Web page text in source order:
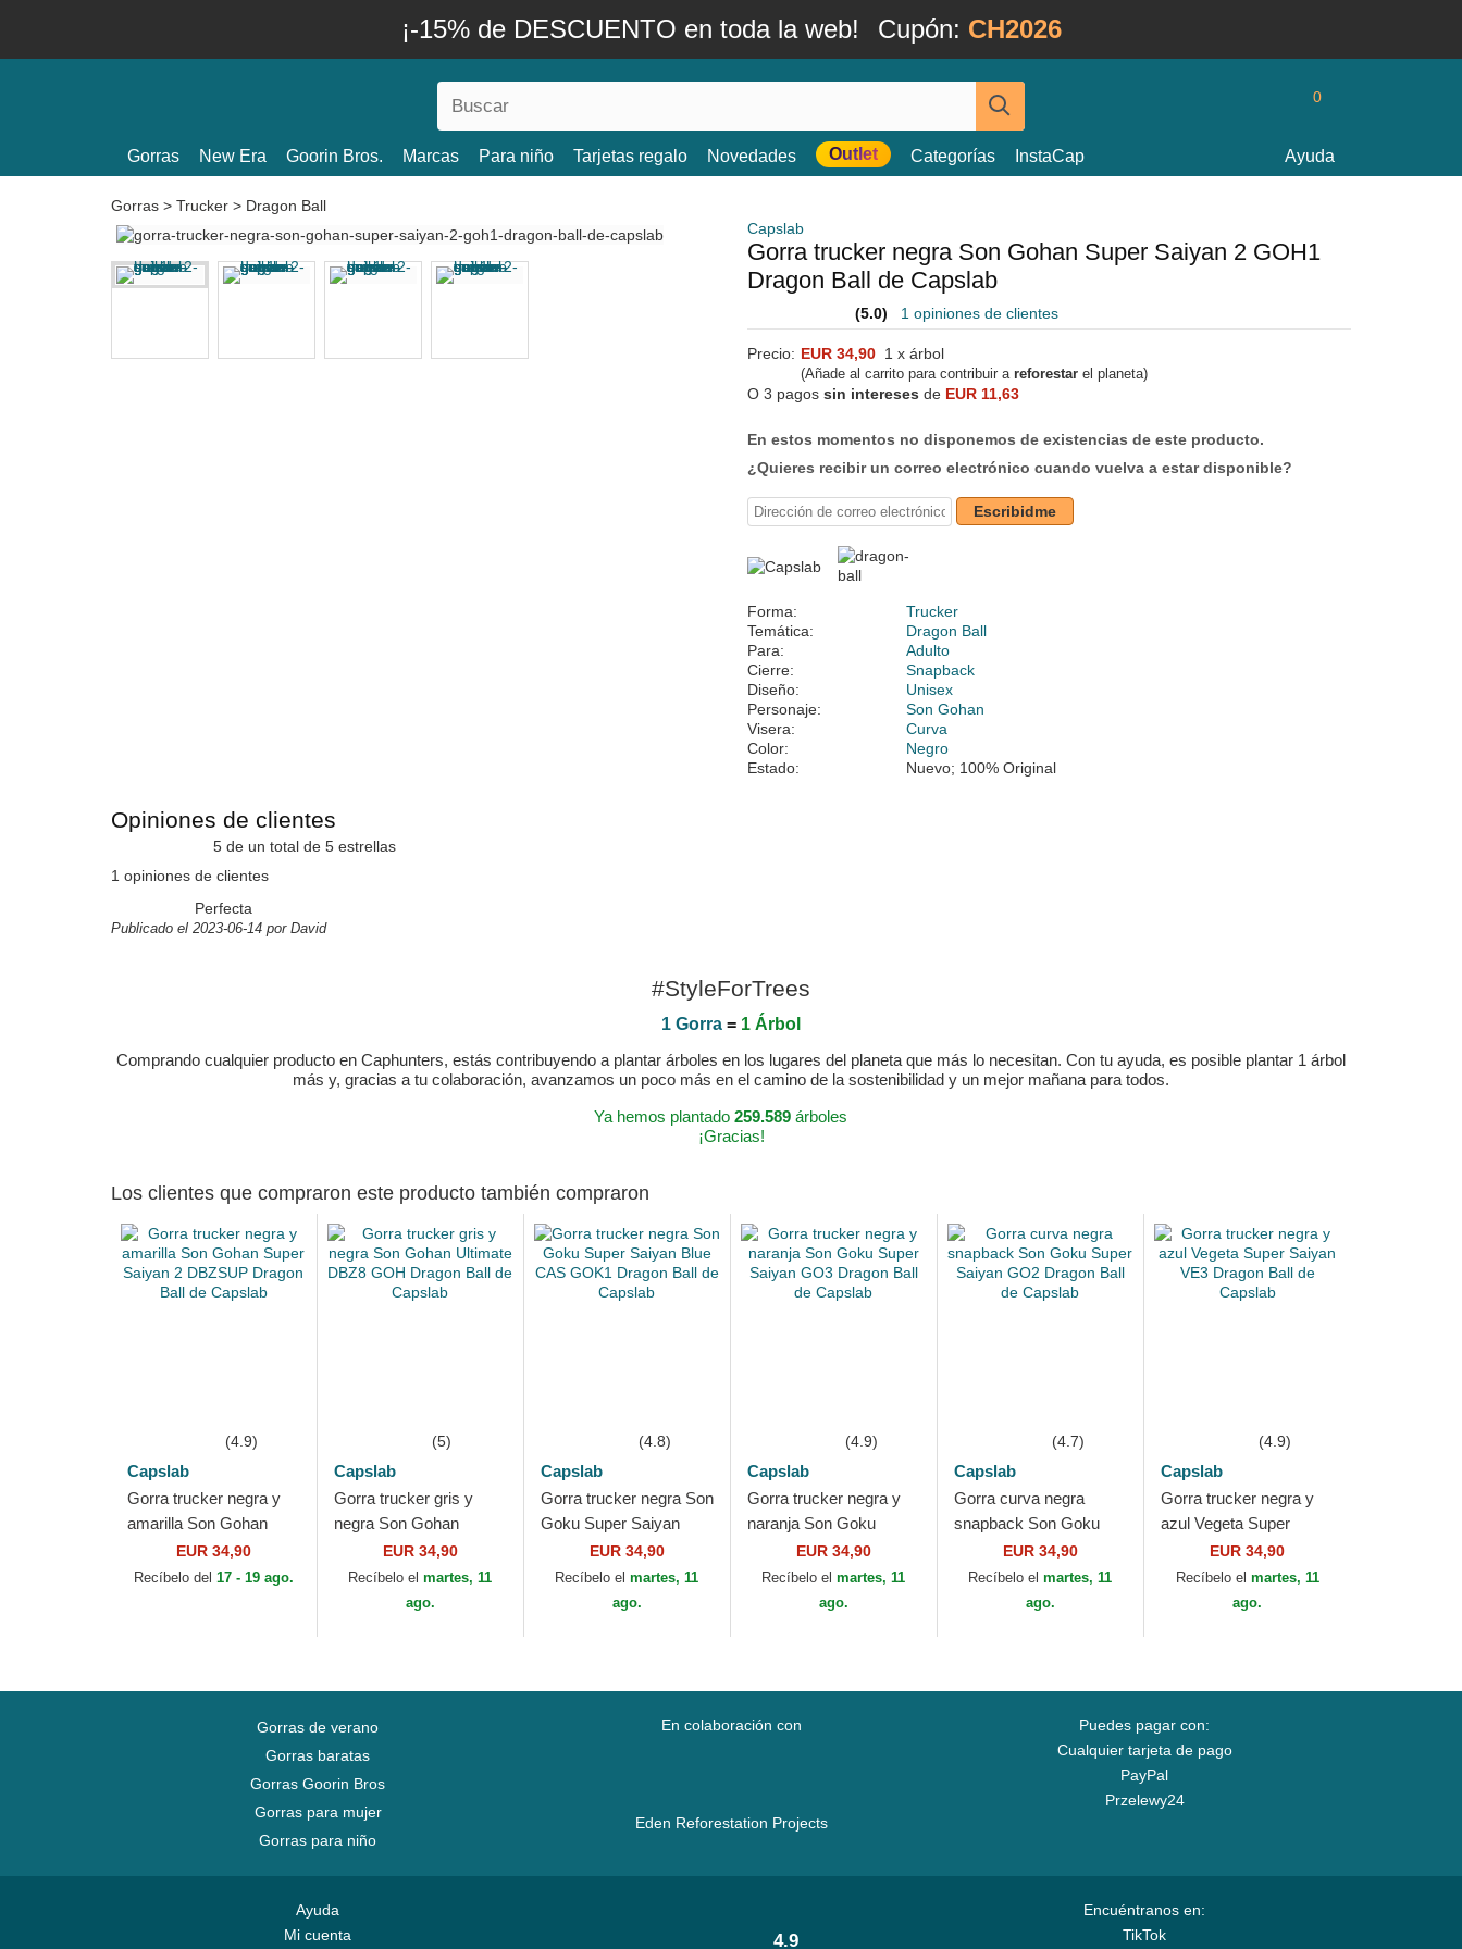
¡-15% de DESCUENTO en toda la web! Cupón: CH2026
0
Gorras New Era Goorin Bros. Marcas Para niño Tarjetas regalo Novedades Outlet Categorías InstaCap Ayuda
Gorras > Trucker > Dragon Ball
Capslab
Gorra trucker negra Son Gohan Super Saiyan 2 GOH1
Dragon Ball de Capslab
(5.0) 1 opiniones de clientes
Precio: EUR 34,90 1 x árbol
(Añade al carrito para contribuir a reforestar el planeta)
O 3 pagos sin intereses de EUR 11,63
En estos momentos no disponemos de existencias de este producto.
¿Quieres recibir un correo electrónico cuando vuelva a estar disponible?
Escribidme
Forma:
Trucker
Temática:
Dragon Ball
Para:
Adulto
Cierre:
Snapback
Diseño:
Unisex
Personaje:
Son Gohan
Visera:
Curva
Color:
Negro
Estado:
Nuevo; 100% Original
Opiniones de clientes
5 de un total de 5 estrellas
1 opiniones de clientes
Perfecta
Publicado el 2023-06-14 por David
#StyleForTrees
1 Gorra = 1 Árbol
Comprando cualquier producto en Caphunters, estás contribuyendo a plantar árboles en los lugares del planeta que más lo necesitan. Con tu ayuda, es posible plantar 1 árbol
más y, gracias a tu colaboración, avanzamos un poco más en el camino de la sostenibilidad y un mejor mañana para todos.
Ya hemos plantado 259.589 árboles
¡Gracias!
Los clientes que compraron este producto también compraron
(4.9)
Capslab
Gorra trucker negra y
amarilla Son Gohan
Super Saiyan 2
DBZSUP Dragon Ball
EUR 34,90
Recíbelo del 17 - 19 ago.
(5)
Capslab
Gorra trucker gris y
negra Son Gohan
Ultimate DBZ8 GOH
Dragon Ball de Capslab
EUR 34,90
Recíbelo elmartes, 11
ago.
(4.8)
Capslab
Gorra trucker negra Son
Goku Super Saiyan
Blue CAS GOK1
Dragon Ball de Capslab
EUR 34,90
Recíbelo elmartes, 11
ago.
(4.9)
Capslab
Gorra trucker negra y
naranja Son Goku
Super Saiyan GO3
Dragon Ball de Capslab
EUR 34,90
Recíbelo elmartes, 11
ago.
(4.7)
Capslab
Gorra curva negra
snapback Son Goku
Super Saiyan GO2
Dragon Ball de Capslab
EUR 34,90
Recíbelo elmartes, 11
ago.
(4.9)
Capslab
Gorra trucker negra y
azul Vegeta Super
Saiyan VE3 Dragon Ball
de Capslab
EUR 34,90
Recíbelo el martes, 11
ago.
Gorras de verano
Gorras baratas
Gorras Goorin Bros
Gorras para mujer
Gorras para niño
En colaboración con
Eden Reforestation Projects
Puedes pagar con:
Cualquier tarjeta de pago
PayPal
Przelewy24
Ayuda
Mi cuenta
Encuéntranos en:
TikTok
4.9